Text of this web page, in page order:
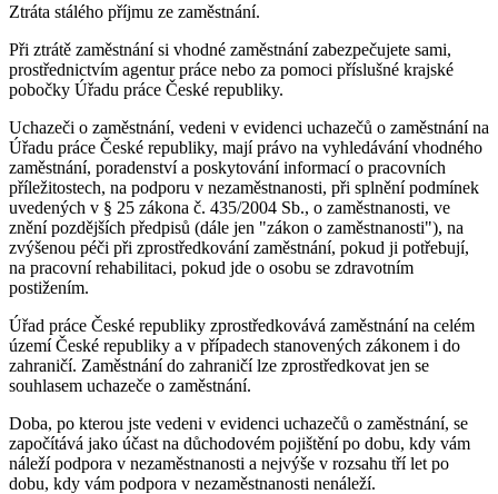
Ztráta stálého příjmu ze zaměstnání.
Při ztrátě zaměstnání si vhodné zaměstnání zabezpečujete sami,
prostřednictvím agentur práce nebo za pomoci příslušné krajské
pobočky Úřadu práce České republiky.
Uchazeči o zaměstnání, vedeni v evidenci uchazečů o zaměstnání na
Úřadu práce České republiky, mají právo na vyhledávání vhodného
zaměstnání, poradenství a poskytování informací o pracovních
příležitostech, na podporu v nezaměstnanosti, při splnění podmínek
uvedených v § 25 zákona č. 435/2004 Sb., o zaměstnanosti, ve
znění pozdějších předpisů (dále jen "zákon o zaměstnanosti"), na
zvýšenou péči při zprostředkování zaměstnání, pokud ji potřebují,
na pracovní rehabilitaci, pokud jde o osobu se zdravotním
postižením.
Úřad práce České republiky zprostředkovává zaměstnání na celém
území České republiky a v případech stanovených zákonem i do
zahraničí. Zaměstnání do zahraničí lze zprostředkovat jen se
souhlasem uchazeče o zaměstnání.
Doba, po kterou jste vedeni v evidenci uchazečů o zaměstnání, se
započítává jako účast na důchodovém pojištění po dobu, kdy vám
náleží podpora v nezaměstnanosti a nejvýše v rozsahu tří let po
dobu, kdy vám podpora v nezaměstnanosti nenáleží.